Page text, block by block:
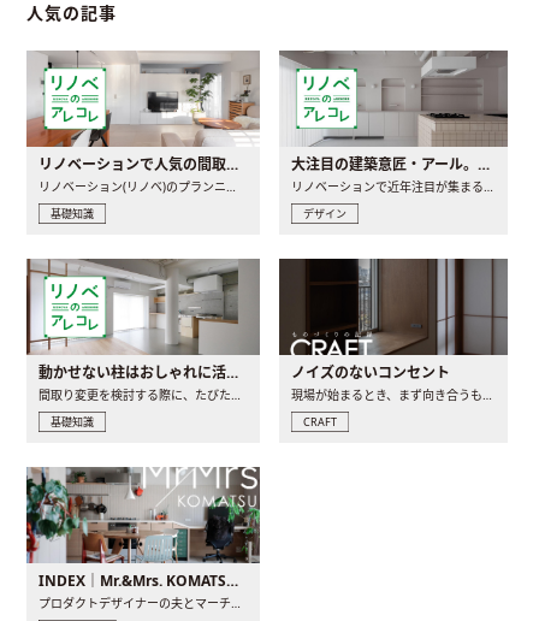
人気の記事
リノベーションで人気の間取りとは？トレンドの間取りと実例を徹底解説
リノベーション(リノベ)のプランニングで一番最初に決めるのは..
基礎知識
大注目の建築意匠・アール。人気の理由と空間に取り入れるポイント
リノベーションで近年注目が集まる建築意匠の一つであるアール..
デザイン
動かせない柱はおしゃれに活用！柱を魅せるリノベーション(リノベ)4選
間取り変更を検討する際に、たびたび皆さんの頭を悩ませる動か..
基礎知識
ノイズのないコンセント
現場が始まるとき、まず向き合うものの一つがコンセントです..
CRAFT
INDEX｜Mr.&Mrs. KOMATSU renovation diary
プロダクトデザイナーの夫とマーチャンダイザーの妻が、夫婦で..